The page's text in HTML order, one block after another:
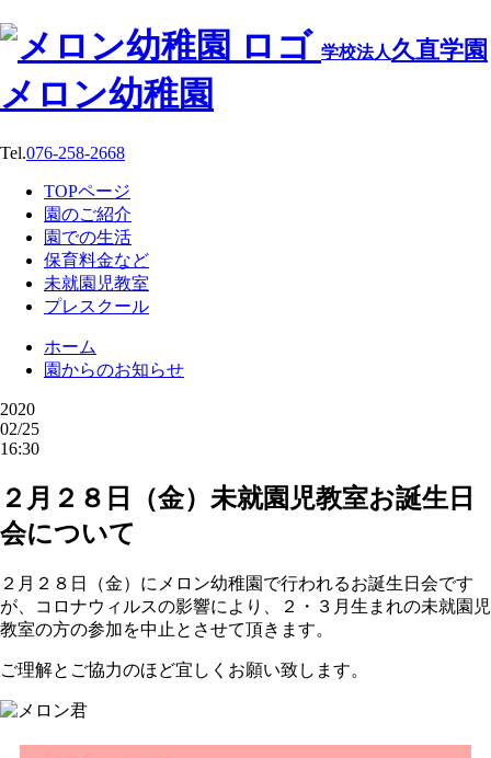
学校法人久直学園
メロン幼稚園
Tel.076-258-2668
TOPページ
園のご紹介
園での生活
保育料金など
未就園児教室
プレスクール
ホーム
園からのお知らせ
2020
02/25
16:30
２月２８日（金）未就園児教室お誕生日
会について
２月２８日（金）にメロン幼稚園で行われるお誕生日会です
が、コロナウィルスの影響により、２・３月生まれの未就園児
教室の方の参加を中止とさせて頂きます。
ご理解とご協力のほど宜しくお願い致します。